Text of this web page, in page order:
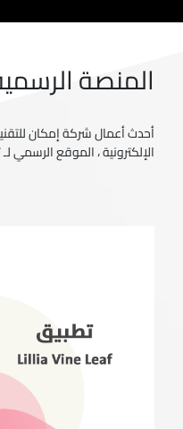
المنصة
أحدث أعمال شركة إمكان
الإلكترونية ، الموقع الرسمي لـ